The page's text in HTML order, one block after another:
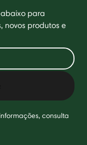
para
novos produtos e
consulta